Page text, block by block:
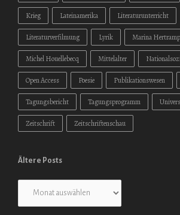
Krieg Lateinamerika Literaturunterricht
Literaturverfilmung Lyrik Marina
Michel Houellebecq Mittelalter
Open Access Poesie Publikationswesen
Tagungsbericht Tagungsprogramm
Zeitschrift Zeitschriftenschau
Ältere Posts
Posts